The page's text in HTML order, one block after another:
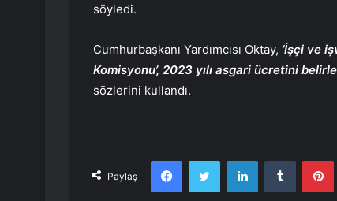
söyledi.
Cumhurbaşkanı Yardımcısı Oktay, ‘İşçi ve
Komisyonu’, 2023 yılı asgari ücretini
sözlerini kullandı.
Paylaş
FacebookTwitter LinkedInTumblr